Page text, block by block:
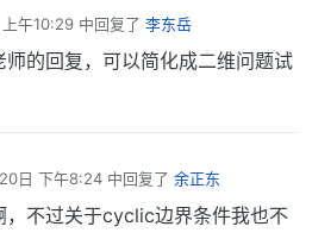
午10:29 中回复了 李东岳
师的回复，可以简化成二维问题试
日 下午8:24 中回复了 余正东
，不过关于cyclic边界条件我也不